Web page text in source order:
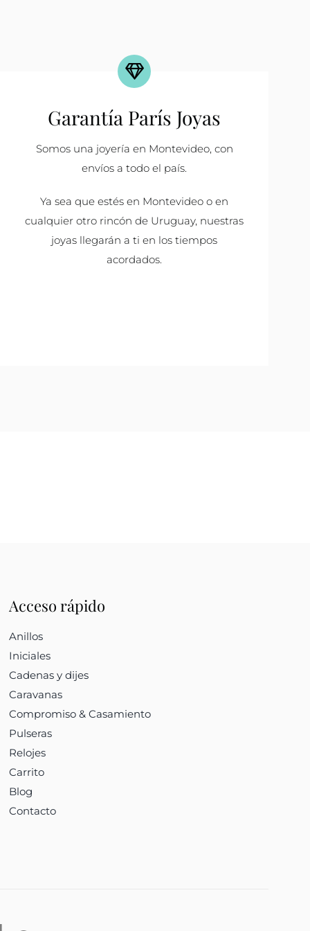
Garantía París Joyas
Somos una joyería en Montevideo, con
envíos a todo el país.
Ya sea que estés en Montevideo o en
cualquier otro rincón de Uruguay, nuestras
joyas llegarán a ti en los tiempos
acordados.
Acceso rápido
Anillos
Iniciales
Cadenas y dijes
Caravanas
Compromiso & Casamiento
Pulseras
Relojes
Carrito
Blog
Contacto